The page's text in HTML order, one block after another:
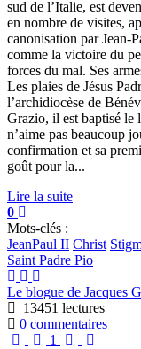
sud de l’Italie, est
en nombre de visites,
canonisation par Jean-
comme la victoire du
forces du mal. Ses
Les plaies de Jésus
l’archidiocèse de
Grazio, il est baptisé le
n’aime pas beaucoup
confirmation et sa
goût pour la...
Lire la suite
0
Mots-clés :
JeanPaul II Christ
Saint Padre Pio
Le blogue de Jacques
13451 lectures
0 commentaires
First Page
Previous Page
1 Next Page